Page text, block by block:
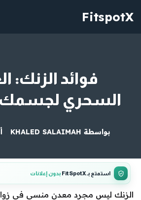
FitspotX
فوائد الزنك:
السحري
بواسطة KHALED SALAIMAH
استمتع بـ FitSpotX بدون إعلانات
الزنك ليس مجرد معدن منسي في